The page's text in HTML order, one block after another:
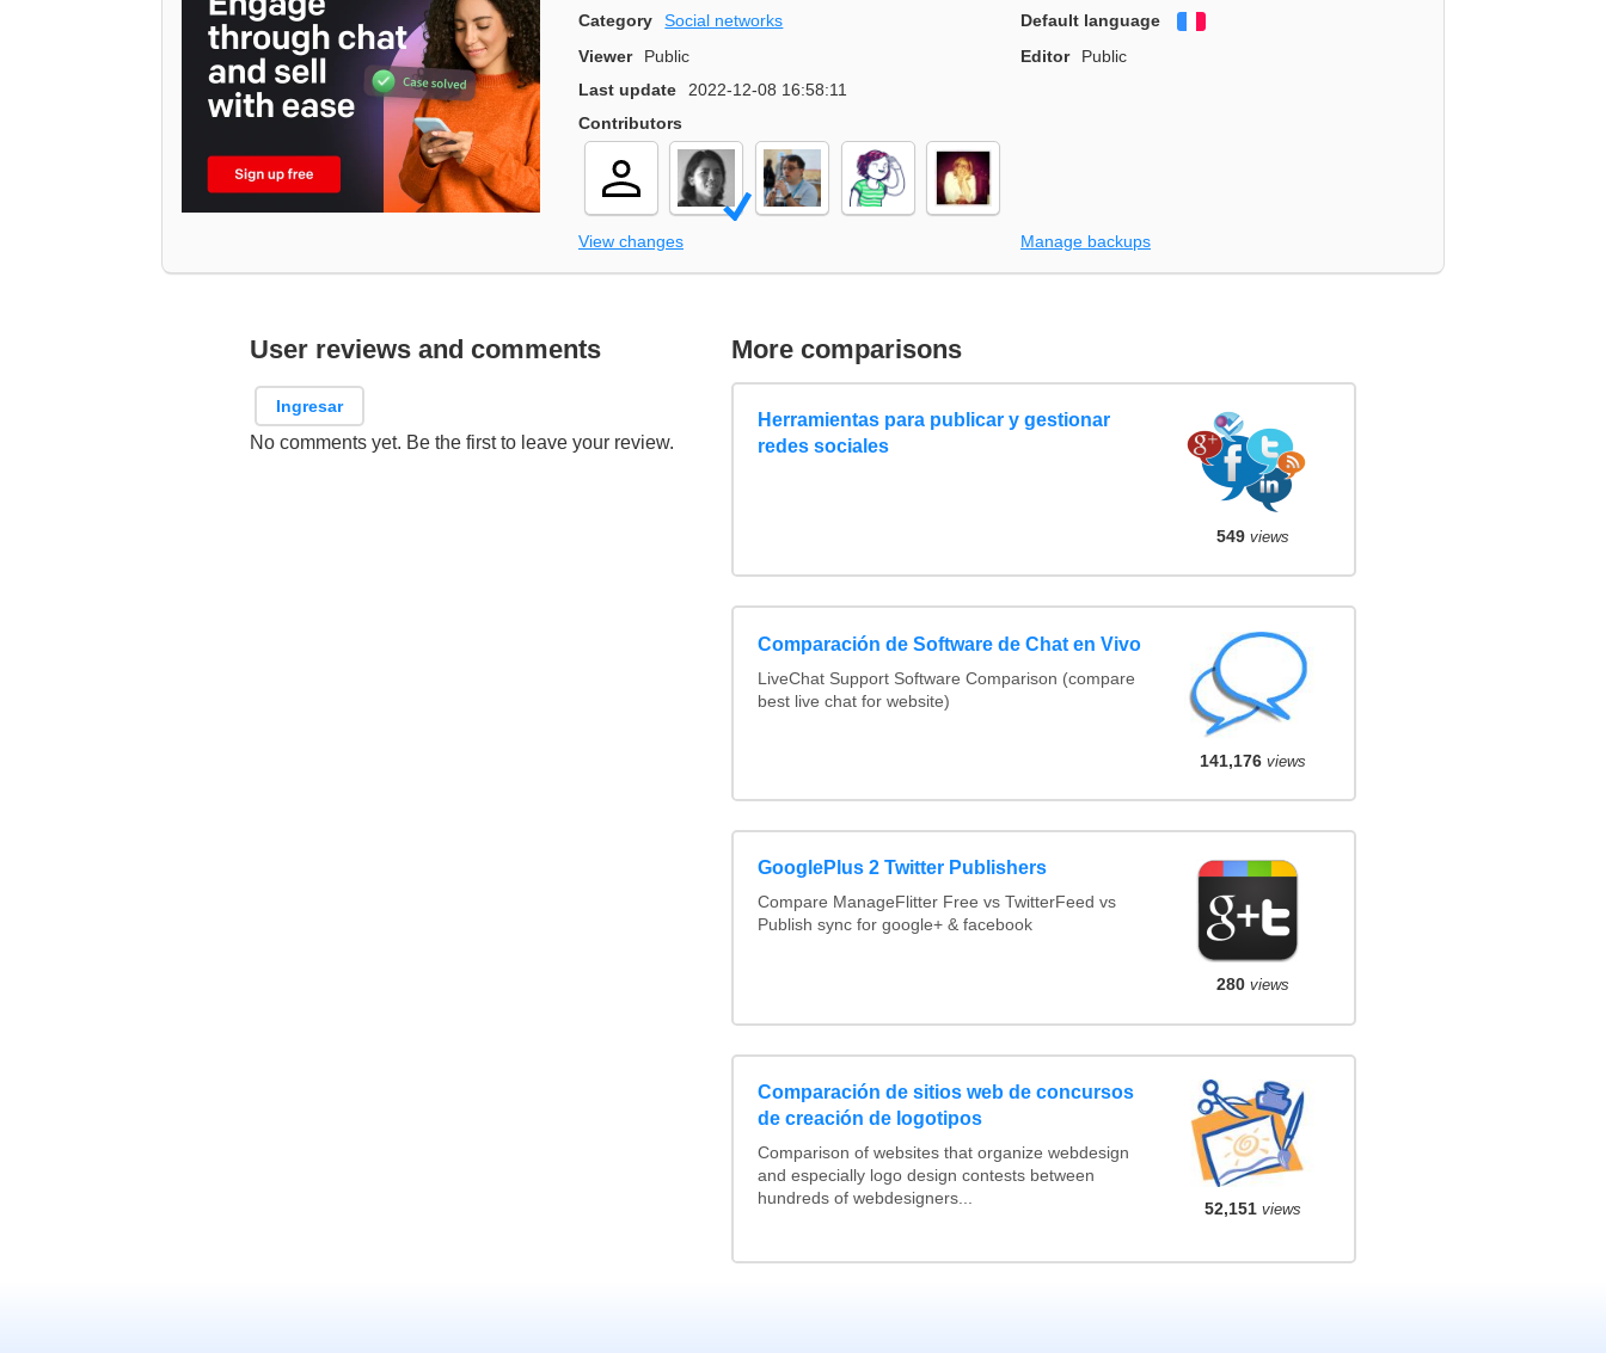
Category Social networks Default language
Viewer
Public Editor
Public
Last update
2022-12-08 16:58:11
Contributors
View changes Manage backups
User reviews and comments
Ingresar
No comments yet. Be the first to leave your review.
More comparisons
Herramientas para publicar y gestionar
redes sociales
549 views
Comparación de Software de Chat en Vivo
LiveChat Support Software Comparison (compare
best live chat for website)
141,176 views
GooglePlus 2 Twitter Publishers
Compare ManageFlitter Free vs TwitterFeed vs
Publish sync for google+ & facebook
280 views
Comparación de sitios web de concursos
de creación de logotipos
Comparison of websites that organize webdesign
and especially logo design contests between
hundreds of webdesigners...
52,151 views